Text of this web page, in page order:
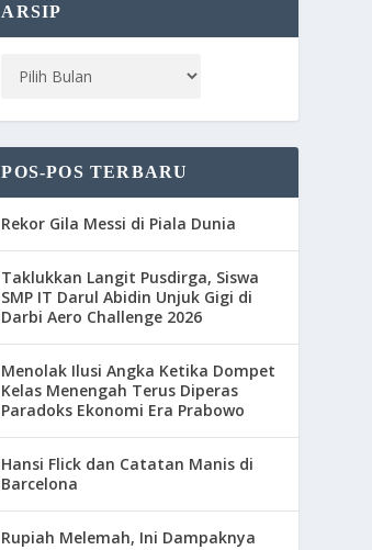
ARSIP
POS-POS TERBARU
Rekor Gila Messi di Piala Dunia
Taklukkan Langit Pusdirga, Siswa
SMP IT Darul Abidin Unjuk Gigi di
Darbi Aero Challenge 2026
Menolak Ilusi Angka Ketika Dompet
Kelas Menengah Terus Diperas
Paradoks Ekonomi Era Prabowo
Hansi Flick dan Catatan Manis di
Barcelona
Rupiah Melemah, Ini Dampaknya